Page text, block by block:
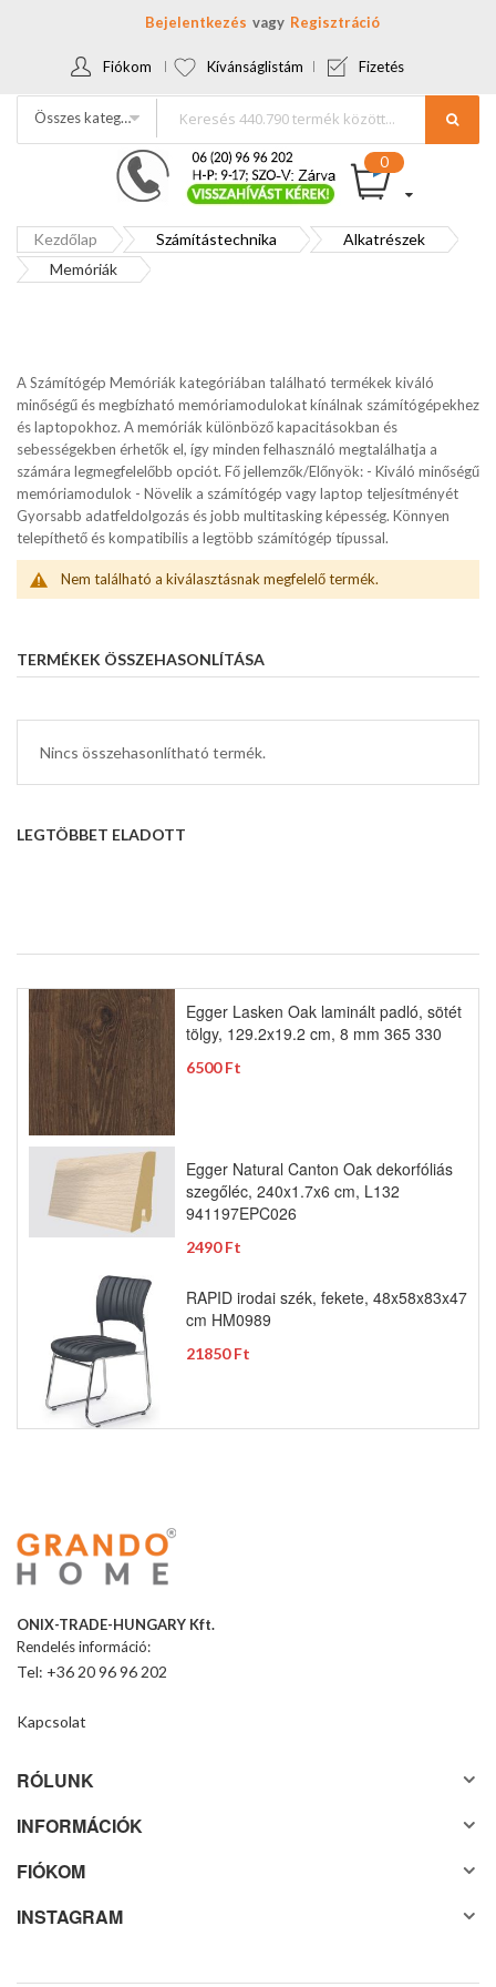
Bejelentkezés Regisztráció
Fiókom Kívánságlistám Fizetés
Összes kategória
Kezdőlap Számítástechnika
Alkatrészek
Memóriák
A Számítógép Memóriák kategóriában található termékek kiváló
minőségű és megbízható memóriamodulokat kínálnak számítógépekhez
és laptopokhoz. A memóriák különböző kapacitásokban és
sebességekben érhetők el, így minden felhasználó megtalálhatja a
számára legmegfelelőbb opciót. Fő jellemzők/Előnyök: - Kiváló minőségű
memóriamodulok - Növelik a számítógép vagy laptop teljesítményét
Gyorsabb adatfeldolgozás és jobb multitasking képesség. Könnyen
telepíthető és kompatibilis a legtöbb számítógép típussal.
Nem található a kiválasztásnak megfelelő termék.
TERMÉKEK ÖSSZEHASONLÍTÁSA
Nincs összehasonlítható termék.
LEGTÖBBET ELADOTT
Egger Lasken Oak laminált padló, sötét
tölgy, 129.2x19.2 cm, 8 mm 365 330
6500 Ft
Egger Natural Canton Oak dekorfóliás
szegőléc, 240x1.7x6 cm, L132
941197EPC026
2490 Ft
RAPID irodai szék, fekete, 48x58x83x47
cm HM0989
21850 Ft
ONIX-TRADE-HUNGARY Kft.
Rendelés információ:
Tel: +36 20 96 96 202
Kapcsolat
RÓLUNK
INFORMÁCIÓK
FIÓKOM
INSTAGRAM